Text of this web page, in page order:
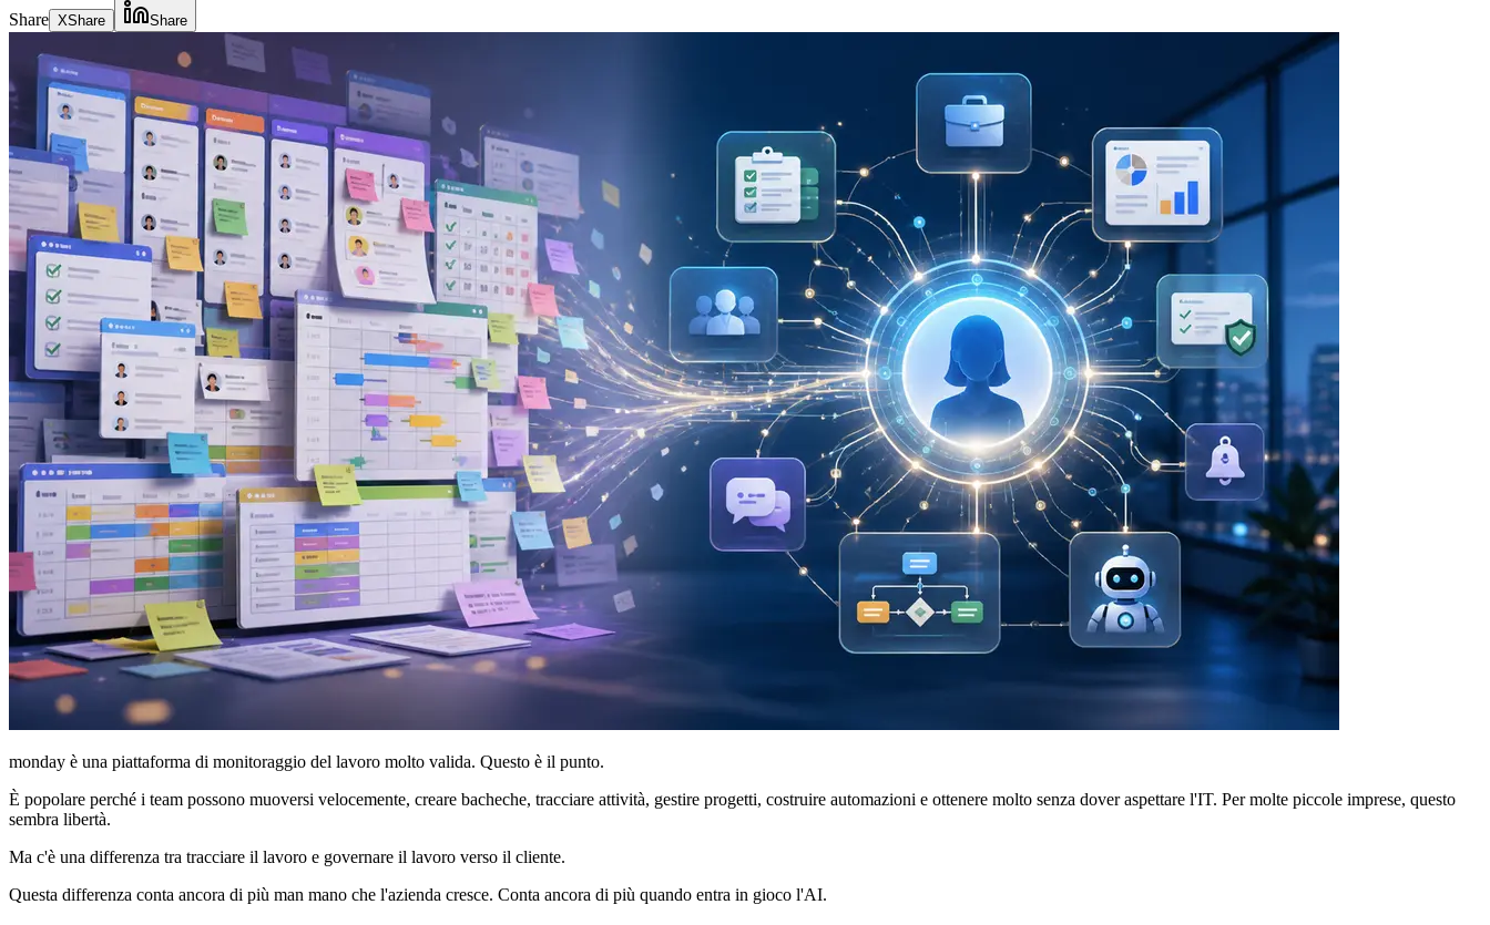
Share XShare Share
monday è una piattaforma di monitoraggio del lavoro molto valida. Questo è il punto.
È popolare perché i team possono muoversi velocemente, creare bacheche, tracciare attività, gestire progetti, costruire automazioni e ottenere molto senza dover aspettare l'IT. Per molte piccole imprese, questo
sembra libertà.
Ma c'è una differenza tra tracciare il lavoro e governare il lavoro verso il cliente.
Questa differenza conta ancora di più man mano che l'azienda cresce. Conta ancora di più quando entra in gioco l'AI.